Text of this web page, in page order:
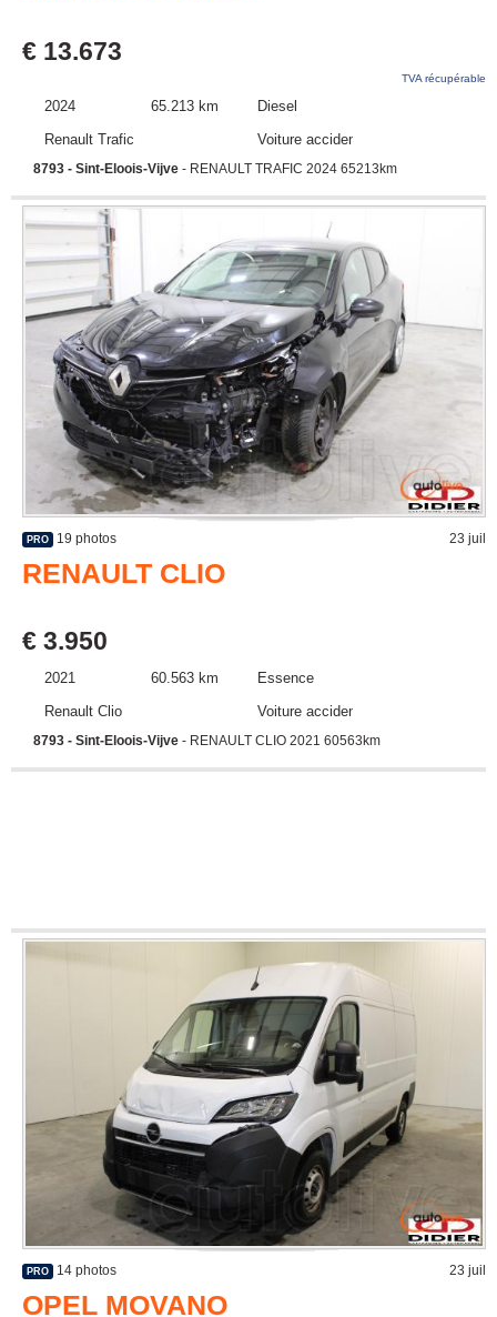
€ 13.673
TVA récupérable
2024 65.213 km
Diesel
Renault Trafic
Voiture accidentée
8793 - Sint-Eloois-Vijve - RENAULT TRAFIC 2024 65213km
PRO 19 photos 23 juil
RENAULT CLIO
€ 3.950
2021 60.563 km
Essence
Renault Clio
Voiture accidentée
8793 - Sint-Eloois-Vijve - RENAULT CLIO 2021 60563km
PRO 14 photos 23 juil
OPEL MOVANO